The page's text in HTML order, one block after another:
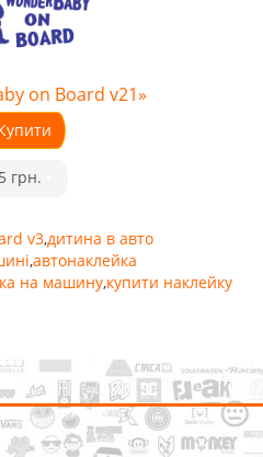
on Board v21»
грн.
v3,дитина в авто
,автонаклейка
на машину,купити наклейку